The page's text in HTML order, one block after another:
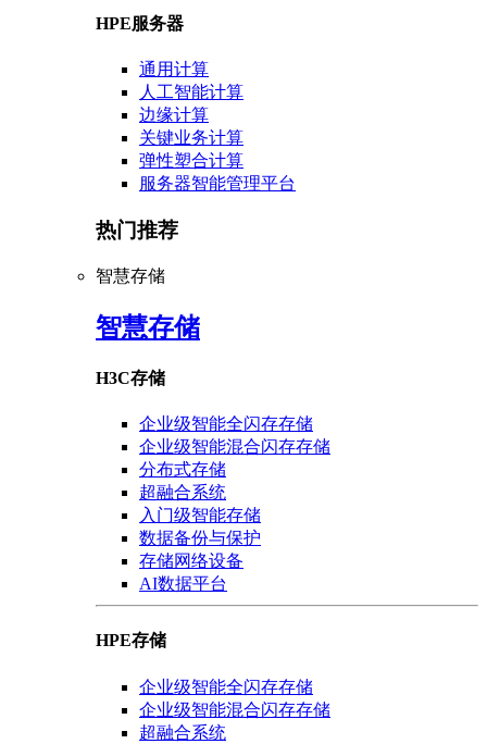
HPE服务器
通用计算
人工智能计算
边缘计算
关键业务计算
弹性塑合计算
服务器智能管理平台
热门推荐
智慧存储
智慧存储
H3C存储
企业级智能全闪存存储
企业级智能混合闪存存储
分布式存储
超融合系统
入门级智能存储
数据备份与保护
存储网络设备
AI数据平台
HPE存储
企业级智能全闪存存储
企业级智能混合闪存存储
超融合系统